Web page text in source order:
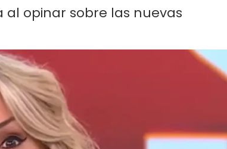
opinar sobre las nuevas